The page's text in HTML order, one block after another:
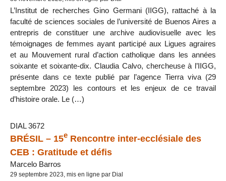
L’Institut de recherches Gino Germani (IIGG), rattaché à la
faculté de sciences sociales de l’université de Buenos Aires a
entrepris de constituer une archive audiovisuelle avec les
témoignages de femmes ayant participé aux Ligues agraires
et au Mouvement rural d’action catholique dans les années
soixante et soixante-dix. Claudia Calvo, chercheuse à l’IIGG,
présente dans ce texte publié par l’agence Tierra viva (29
septembre 2023) les contours et les enjeux de ce travail
d’histoire orale. Le (…)
DIAL 3672
BRÉSIL – 15e Rencontre inter-ecclésiale des
CEB : Gratitude et défis
Marcelo Barros
29 septembre 2023, mis en ligne par Dial